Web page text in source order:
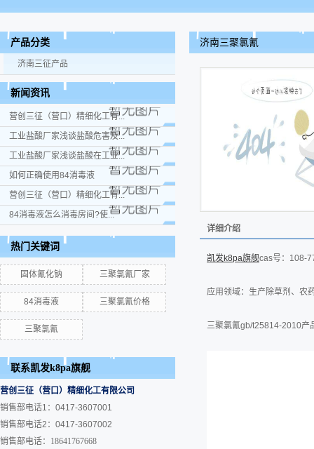
产品分类
济南三征产品
新闻资讯
营创三征（营口）精细化工有...
工业盐酸厂家浅谈盐酸危害及...
工业盐酸厂家浅谈盐酸在工业...
如何正确使用84消毒液
营创三征（营口）精细化工有...
84消毒液怎么消毒房间?使...
热门关键词
固体氰化钠 三聚氯氰厂家
84消毒液 三聚氯氰价格
三聚氯氰
联系凯发k8pa旗舰
营创三征（营口）精细化工有限公司
销售部电话1：0417-3607001
销售部电话2：0417-3607002
销售部电话：18641767668
济南三聚氯氰
详细介绍
凯发k8pa旗舰cas号：108-
应用领域：生产除草剂、农
三聚氯氰gb/t25814-2010产